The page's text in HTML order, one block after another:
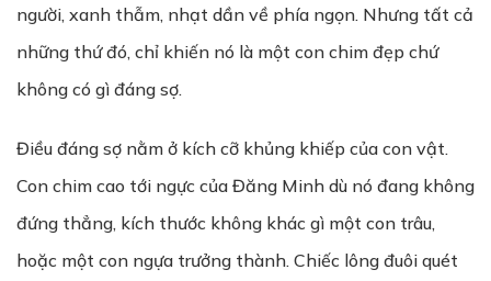
người, xanh thẫm, nhạt dần về phía ngọn. Nhưng tất cả
những thứ đó, chỉ khiến nó là một con chim đẹp chứ
không có gì đáng sợ.
Điều đáng sợ nằm ở kích cỡ khủng khiếp của con vật.
Con chim cao tới ngực của Đăng Minh dù nó đang không
đứng thẳng, kích thước không khác gì một con trâu,
hoặc một con ngựa trưởng thành. Chiếc lông đuôi quét